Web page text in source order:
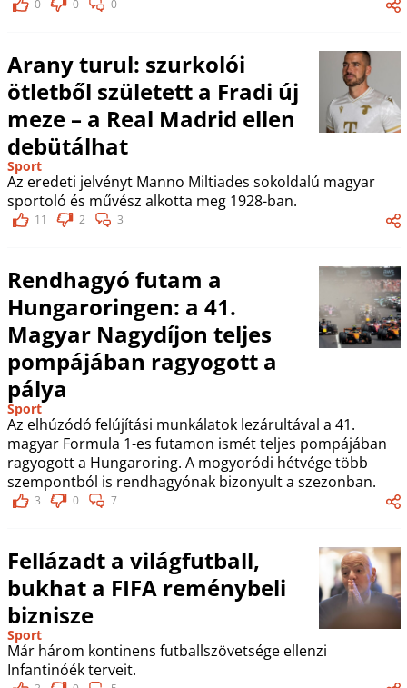
0 0 0
Arany turul: szurkolói
ötletből született a Fradi új
meze – a Real Madrid ellen
debütálhat
Sport
Az eredeti jelvényt Manno Miltiades sokoldalú magyar
sportoló és művész alkotta meg 1928-ban.
11 2 3
Rendhagyó futam a
Hungaroringen: a 41.
Magyar Nagydíjon teljes
pompájában ragyogott a
pálya
Sport
Az elhúzódó felújítási munkálatok lezárultával a 41.
magyar Formula 1-es futamon ismét teljes pompájában
ragyogott a Hungaroring. A mogyoródi hétvége több
szempontból is rendhagyónak bizonyult a szezonban.
3 0 7
Fellázadt a világfutball,
bukhat a FIFA reménybeli
biznisze
Sport
Már három kontinens futballszövetsége ellenzi
Infantinóék terveit.